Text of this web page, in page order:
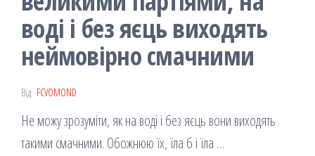
воді і без яєць виходять
неймовірно смачними
Від FCVOMOND
Не можу зрозуміти, як на воді і без яєць вони виходять
такими смачними. Обожнюю їх, їла б і їла …